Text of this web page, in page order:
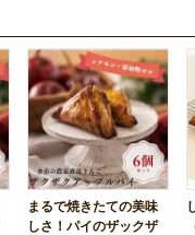
まるで焼きたての美味
しさ！パイのザックザ